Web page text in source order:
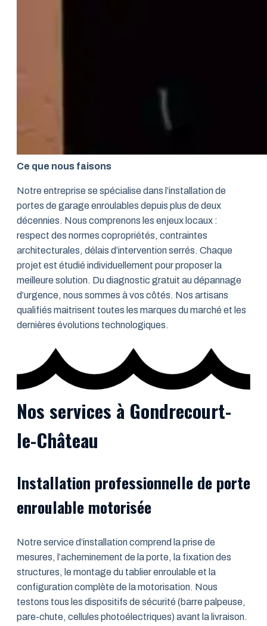
Ce que nous faisons
Notre entreprise se spécialise dans l’installation de
portes de garage enroulables depuis plus de deux
décennies. Nous comprenons les enjeux locaux :
respect des normes copropriétés, contraintes
architecturales, délais d’intervention serrés. Chaque
projet est étudié individuellement pour proposer la
meilleure solution. Du diagnostic gratuit au dépannage
d’urgence, nous sommes à vos côtés. Nos artisans
qualifiés maitrisent toutes les marques du marché et les
dernières évolutions technologiques.
Nos services à Gondrecourt-
le-Château
Installation professionnelle de porte
enroulable motorisée
Notre service d’installation comprend la prise de
mesures, l’acheminement de la porte, la fixation des
structures, le montage du tablier enroulable et la
configuration complète de la motorisation. Nous
testons tous les dispositifs de sécurité (barre palpeuse,
pare-chute, cellules photoélectriques) avant la livraison.